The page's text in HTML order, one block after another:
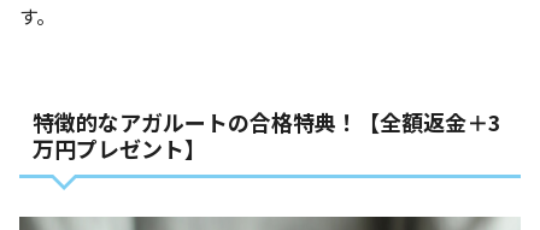
す。
特徴的なアガルートの合格特典！【全額返金＋3
万円プレゼント】